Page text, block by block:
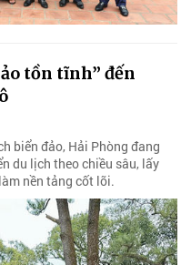
tồn tĩnh” đến
biển đảo, Hải Phòng đang
du lịch theo chiều sâu, lấy
nền tảng cốt lõi.